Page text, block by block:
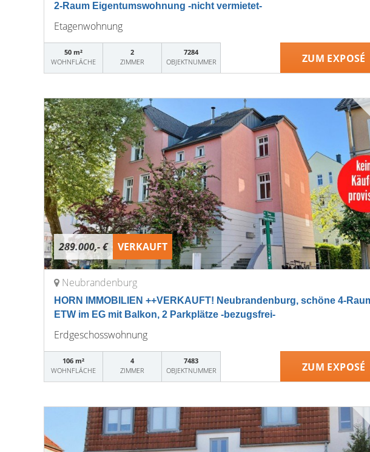
2-Raum Eigentumswohnung -nicht vermietet-
Etagenwohnung
50 m²
WOHNFLÄCHE
2
ZIMMER
7284
OBJEKTNUMMER
ZUM EXPOSÉ
289.000,- € VERKAUFT
Neubrandenburg
HORN IMMOBILIEN ++VERKAUFT! Neubrandenburg, schöne 4-
ETW im EG mit Balkon, 2 Parkplätze -bezugsfrei-
Erdgeschosswohnung
106 m²
WOHNFLÄCHE
4
ZIMMER
7483
OBJEKTNUMMER
ZUM EXPOSÉ